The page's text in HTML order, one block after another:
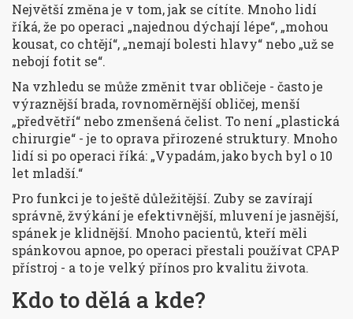
Největší změna je v tom, jak se cítíte. Mnoho lidí
říká, že po operaci „najednou dýchají lépe“, „mohou
kousat, co chtějí“, „nemají bolesti hlavy“ nebo „už se
nebojí fotit se“.
Na vzhledu se může změnit tvar obličeje - často je
výraznější brada, rovnoměrnější obličej, menší
„předvětří“ nebo zmenšená čelist. To není „plastická
chirurgie“ - je to oprava přirozené struktury. Mnoho
lidí si po operaci říká: „Vypadám, jako bych byl o 10
let mladší.“
Pro funkci je to ještě důležitější. Zuby se zavírají
správně, žvýkání je efektivnější, mluvení je jasnější,
spánek je klidnější. Mnoho pacientů, kteří měli
spánkovou apnoe, po operaci přestali používat CPAP
přístroj - a to je velký přínos pro kvalitu života.
Kdo to dělá a kde?